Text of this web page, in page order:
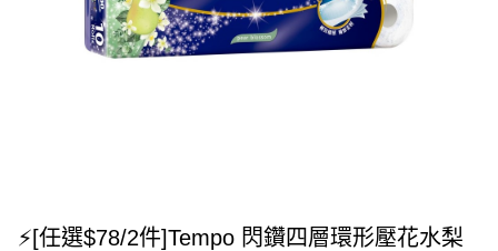
⚡[任選$78/2件]Tempo 閃鑽四層環形壓花水梨